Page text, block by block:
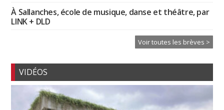
À Sallanches, école de musique, danse et théâtre, par
LINK + DLD
Voir toutes les brèves >
VIDÉOS